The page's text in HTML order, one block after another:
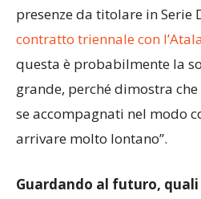
presenze da titolare in Serie
contratto triennale con
questa è probabilmente la
grande, perché dimostra che
se accompagnati nel modo
arrivare molto lontano”.
Guardando al futuro,